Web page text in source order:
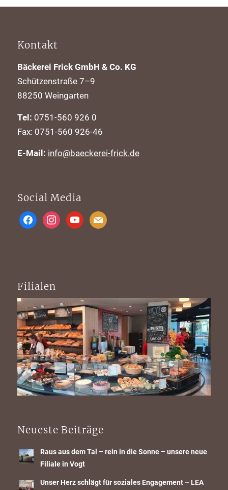
Kontakt
Bäckerei Frick GmbH & Co. KG
Schützenstraße 7–9
88250 Weingarten
Tel: 0751-560 926 0
Fax: 0751-560 926-46
E-Mail: info@baeckerei-frick.de
Social Media
facebookinstagramyoutubemail
Filialen
Neueste Beiträge
Raus aus dem Tal – rein in die Sonne – unsere neue
Filiale in Vogt
Unser Herz schlägt für soziales Engagement – LEA